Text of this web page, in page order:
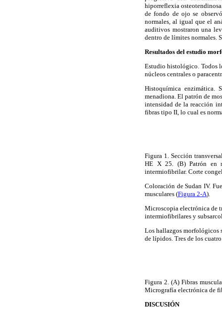
hiporreflexia
de fondo de ojo se
normales, al igual que el
auditivos mostraron una
dentro de límites normales.
Resultados del estudio
Estudio histológico. Todos
núcleos centrales o
Histoquímica enzimática.
menadiona. El patrón de
intensidad de la reacción
fibras tipo II, lo cual es
Figura 1. Sección
HE X 25. (B) Patrón en
intermiofibrilar. Corte
Coloración de Sudan IV.
musculares (Figura 2-A).
Microscopia electrónica de
intermiofibrilares y
Los hallazgos morfológicos
de lípidos. Tres de los
Figura 2. (A) Fibras
Micrografía electrónica de
DISCUSIÓN